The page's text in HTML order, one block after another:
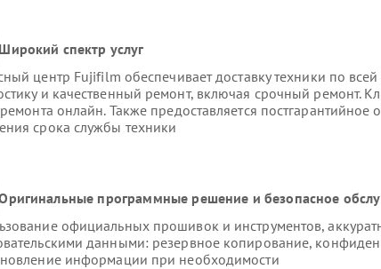
Широкий спектр услуг
центр Fujifilm обеспечивает доставку техники по
и качественный ремонт, включая срочный ремонт.
ремонта онлайн. Также предоставляется постгарантийное
срока службы техники
программные решение и безопасное
официальных прошивок и инструментов,
данными: резервное копирование,
информации при необходимости